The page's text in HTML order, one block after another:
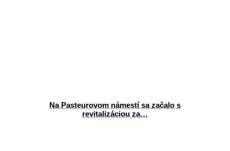
Na Pasteurovom námestí sa začalo s
revitalizáciou za…